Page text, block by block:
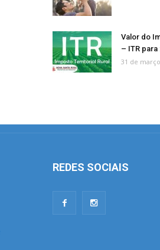
Valor do
– ITR para
31 de
REDES SOCIAIS